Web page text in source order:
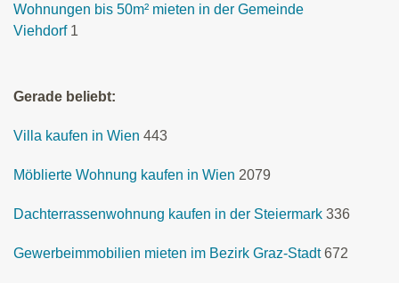
Wohnungen bis 50m² mieten in der Gemeinde
Viehdorf 1
Gerade beliebt:
Villa kaufen in Wien 443
Möblierte Wohnung kaufen in Wien 2079
Dachterrassenwohnung kaufen in der Steiermark 336
Gewerbeimmobilien mieten im Bezirk Graz-Stadt 672